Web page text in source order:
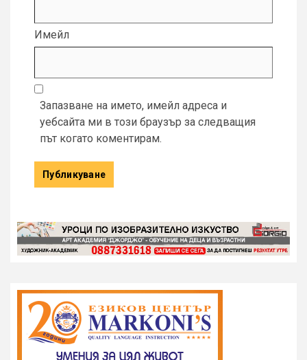
Имейл
Запазване на името, имейл адреса и
уебсайта ми в този браузър за следващия
път когато коментирам.